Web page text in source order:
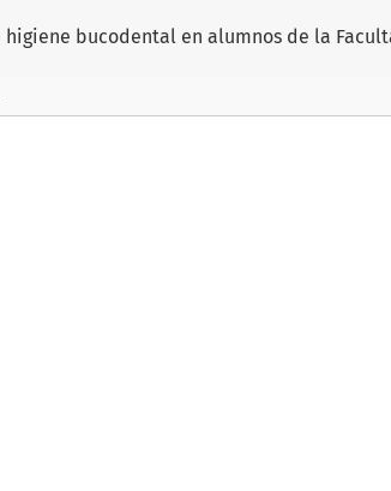
detalles del artículo
bucodental en alumnos de la